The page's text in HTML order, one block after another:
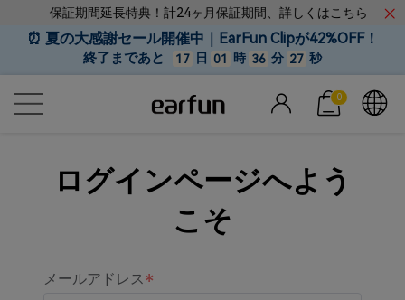
保証期間延長特典！計24ヶ月保証期間、詳しくはこちら
⏰ 夏の大感謝セール開催中｜EarFun Clipが42%OFF！
終了まであと 17 日 01 時 36 分 27 秒
0
ログインページへよう
こそ
メールアドレス